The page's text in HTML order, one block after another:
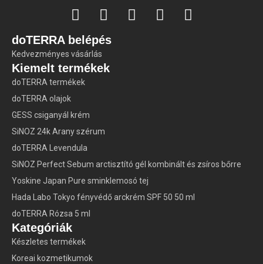
doTERRA belépés
Kedvezményes vásárlás
Kiemelt termékek
doTERRA termékek
doTERRA olajok
GESS csiganyál krém
SiNOZ 24k Arany szérum
doTERRA Levendula
SiNOZ Perfect Sebum arctisztító gél kombinált és zsíros bőrre
Yoskine Japan Pure sminklemosó tej
Hada Labo Tokyo fényvédő arckrém SPF 50 50 ml
doTERRA Rózsa 5 ml
Kategóriák
Készletes termékek
Koreai kozmetikumok